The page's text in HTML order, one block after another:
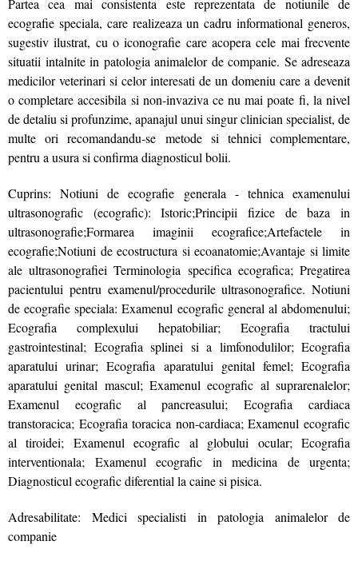
ecografie speciala, care realizeaza un cadru informational generos,
sugestiv ilustrat, cu o iconografie care acopera cele mai frecvente
situatii intalnite in patologia animalelor de companie. Se adreseaza
medicilor veterinari si celor interesati de un domeniu care a devenit
o completare accesibila si non-invaziva ce nu mai poate fi, la nivel
de detaliu si profunzime, apanajul unui singur clinician specialist, de
multe ori recomandandu-se metode si tehnici complementare,
pentru a usura si confirma diagnosticul bolii.
Cuprins: Notiuni de ecografie generala - tehnica examenului
ultrasonografic (ecografic): Istoric;Principii fizice de baza in
ultrasonografie;Formarea imaginii ecografice;Artefactele in
ecografie;Notiuni de ecostructura si ecoanatomie;Avantaje si limite
ale ultrasonografiei Terminologia specifica ecografica; Pregatirea
pacientului pentru examenul/procedurile ultrasonografice. Notiuni
de ecografie speciala: Examenul ecografic general al abdomenului;
Ecografia complexului hepatobiliar; Ecografia tractului
gastrointestinal; Ecografia splinei si a limfonodulilor; Ecografia
aparatului urinar; Ecografia aparatului genital femel; Ecografia
aparatului genital mascul; Examenul ecografic al suprarenalelor;
Examenul ecografic al pancreasului; Ecografia cardiaca
transtoracica; Ecografia toracica non-cardiaca; Examenul ecografic
al tiroidei; Examenul ecografic al globului ocular; Ecografia
interventionala; Examenul ecografic in medicina de urgenta;
Diagnosticul ecografic diferential la caine si pisica.
Adresabilitate: Medici specialisti in patologia animalelor de
companie